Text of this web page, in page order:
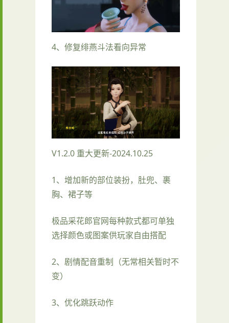
4、修复绯燕斗法看向异常
V1.2.0 重大更新-2024.10.25
1、增加新的部位装扮，肚兜、裹
胸、裙子等
极品采花郎官网每种款式都可单独
选择颜色或图案供玩家自由搭配
2、剧情配音重制（无常相关暂时不
变）
3、优化跳跃动作